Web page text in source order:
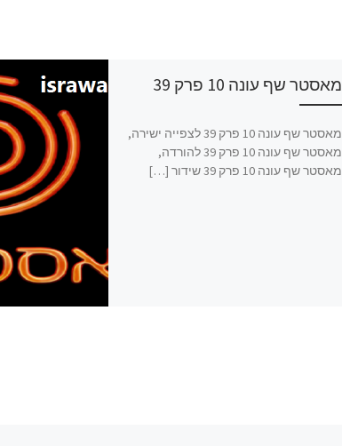
מאסטר שף עונה 10 פרק 39
מאסטר שף עונה 10 פרק 39 לצפייה ישירה,
מאסטר שף עונה 10 פרק 39 להורדה,
מאסטר שף עונה 10 פרק 39 שידור […]